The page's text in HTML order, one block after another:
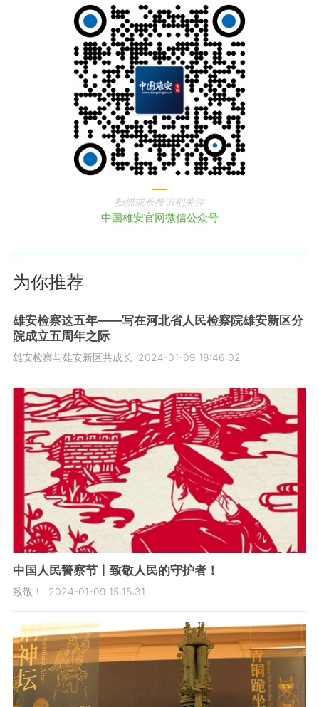
扫描或长按识别关注
中国雄安官网微信公众号
为你推荐
雄安检察这五年——写在河北省人民检察院雄安新区分
院成立五周年之际
雄安检察与雄安新区共成长 2024-01-09 18:46:02
中国人民警察节丨致敬人民的守护者！
致敬！ 2024-01-09 15:15:31